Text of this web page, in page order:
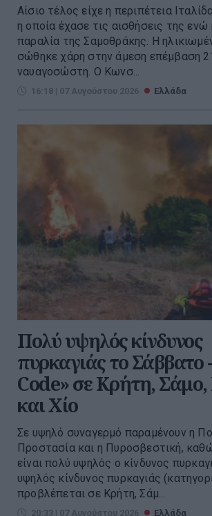
Αίσιο τέλος είχε η περιπέτεια
η οποία έχασε τις αισθήσεις της
παραλία της Σαμοθράκης. Η
σώθηκε χάρη στην άμεση επέμβαση
ναυαγοσώστη. Ο Κωνσ...
16:18 | 07 Αυγούστου 2026 Ελλάδα
Πολύ υψηλός κίνδυνος
πυρκαγιάς το Σάββατο
Code» σε Κρήτη, Σάμο,
και Χίο
Σε υψηλό συναγερμό παραμένουν η
Προστασία και η Πυροσβεστική,
είναι πολύ υψηλός ο κίνδυνος
υψηλός κίνδυνος πυρκαγιάς
προβλέπεται σε Κρήτη, Σάμ...
20:33 | 07 Αυγούστου 2026 Ελλάδα